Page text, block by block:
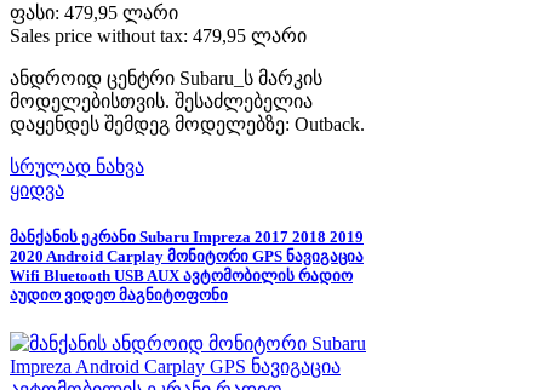
ფასი: 479,95 ლარი
Sales price without tax: 479,95 ლარი
ანდროიდ ცენტრი Subaru_ს მარკის
მოდელებისთვის. შესაძლებელია
დაყენდეს შემდეგ მოდელებზე: Outback.
სრულად ნახვა
ყიდვა
მანქანის ეკრანი Subaru Impreza 2017 2018 2019
2020 Android Carplay მონიტორი GPS ნავიგაცია
Wifi Bluetooth USB AUX ავტომობილის რადიო
აუდიო ვიდეო მაგნიტოფონი